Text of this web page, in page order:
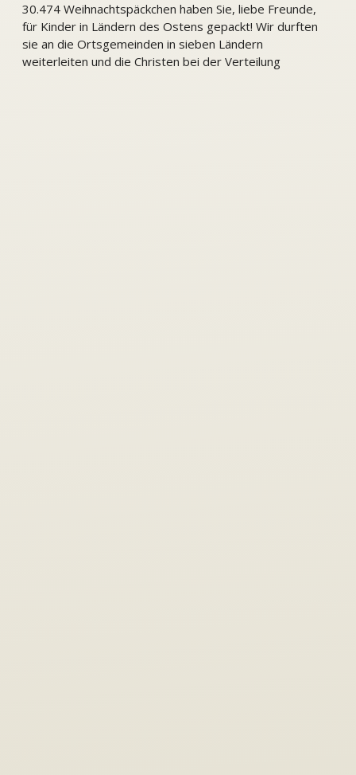
30.474 Weihnachtspäckchen haben Sie, liebe Freunde,
für Kinder in Ländern des Ostens gepackt! Wir durften
sie an die Ortsgemeinden in sieben Ländern
weiterleiten und die Christen bei der Verteilung